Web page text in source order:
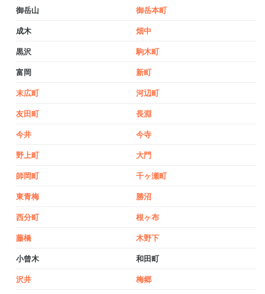
御岳山 御岳本町
成木 畑中
黒沢 駒木町
富岡 新町
末広町 河辺町
友田町 長淵
今井 今寺
野上町 大門
師岡町 千ヶ瀬町
東青梅 勝沼
西分町 根ヶ布
藤橋 木野下
小曾木 和田町
沢井 梅郷